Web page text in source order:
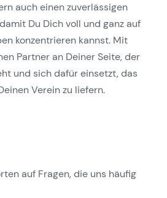
auch einen zuverlässigen
Du Dich voll und ganz auf
konzentrieren kannst. Mit
Partner an Deiner Seite, der
und sich dafür einsetzt, das
Verein zu liefern.
auf Fragen, die uns häufig